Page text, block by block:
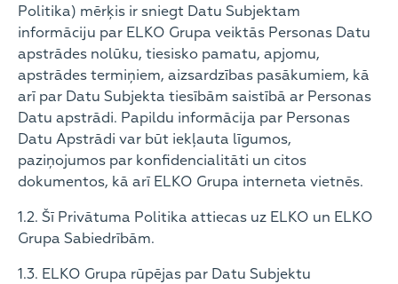
Politika) mērķis ir sniegt Datu Subjektam
informāciju par ELKO Grupa veiktās Personas Datu
apstrādes nolūku, tiesisko pamatu, apjomu,
apstrādes termiņiem, aizsardzības pasākumiem, kā
arī par Datu Subjekta tiesībām saistībā ar Personas
Datu apstrādi. Papildu informācija par Personas
Datu Apstrādi var būt iekļauta līgumos,
paziņojumos par konfidencialitāti un citos
dokumentos, kā arī ELKO Grupa interneta vietnēs.
1.2. Šī Privātuma Politika attiecas uz ELKO un ELKO
Grupa Sabiedrībām.
1.3. ELKO Grupa rūpējas par Datu Subjektu